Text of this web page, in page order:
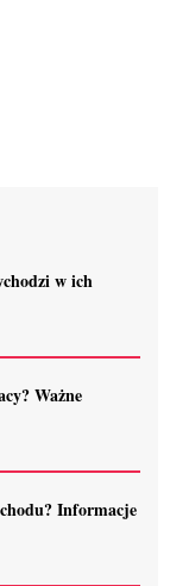
w ich
Ważne
Informacje